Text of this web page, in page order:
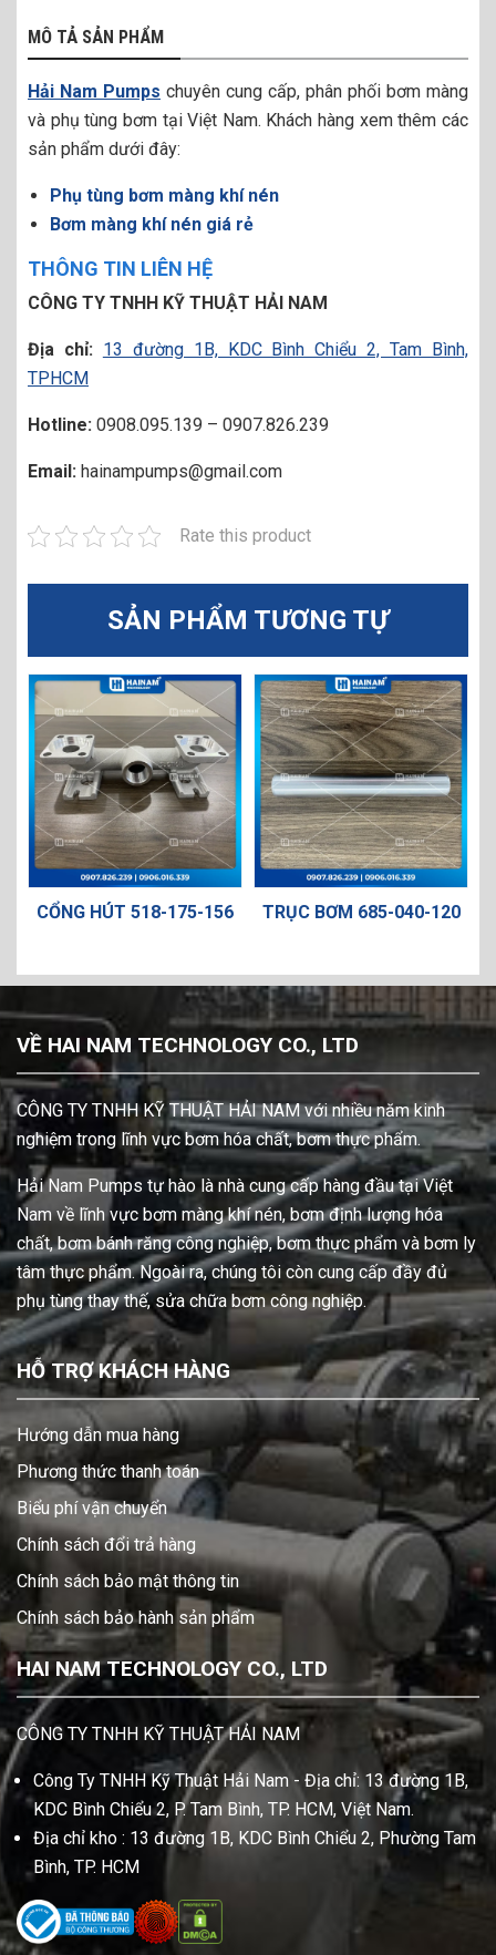
MÔ TẢ SẢN PHẨM
Hải Nam Pumps chuyên cung cấp, phân phối bơm màng
và phụ tùng bơm tại Việt Nam. Khách hàng xem thêm các
sản phẩm dưới đây:
Phụ tùng bơm màng khí nén
Bơm màng khí nén giá rẻ
THÔNG TIN LIÊN HỆ
CÔNG TY TNHH KỸ THUẬT HẢI NAM
Địa chỉ: 13 đường 1B, KDC Bình Chiểu 2, Tam Bình,
TPHCM
Hotline: 0908.095.139 – 0907.826.239
Email: hainampumps@gmail.com
Rate this product
SẢN PHẨM TƯƠNG TỰ
CỔNG HÚT 518-175-156 TRỤC BƠM 685-040-120
VỀ HAI NAM TECHNOLOGY CO., LTD
CÔNG TY TNHH KỸ THUẬT HẢI NAM với nhiều năm kinh
nghiệm trong lĩnh vực bơm hóa chất, bơm thực phẩm.
Hải Nam Pumps tự hào là nhà cung cấp hàng đầu tại Việt
Nam về lĩnh vực bơm màng khí nén, bơm định lượng hóa
chất, bơm bánh răng công nghiệp, bơm thực phẩm và bơm ly
tâm thực phẩm. Ngoài ra, chúng tôi còn cung cấp đầy đủ
phụ tùng thay thế, sửa chữa bơm công nghiệp.
HỖ TRỢ KHÁCH HÀNG
Hướng dẫn mua hàng
Phương thức thanh toán
Biểu phí vận chuyển
Chính sách đổi trả hàng
Chính sách bảo mật thông tin
Chính sách bảo hành sản phẩm
HAI NAM TECHNOLOGY CO., LTD
CÔNG TY TNHH KỸ THUẬT HẢI NAM
Công Ty TNHH Kỹ Thuật Hải Nam - Địa chỉ: 13 đường 1B,
KDC Bình Chiểu 2, P. Tam Bình, TP. HCM, Việt Nam.
Địa chỉ kho : 13 đường 1B, KDC Bình Chiểu 2, Phường Tam
Bình, TP. HCM